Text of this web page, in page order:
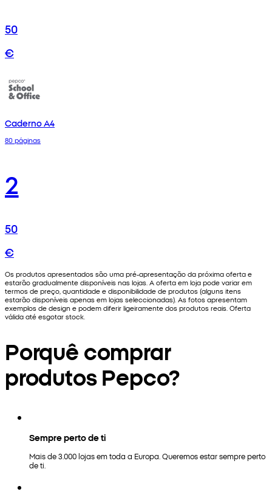
50
€
Caderno A4
80 páginas
2
50
€
Os produtos apresentados são uma pré-apresentação da próxima oferta e
estarão gradualmente disponíveis nas lojas. A oferta em loja pode variar em
termos de preço, quantidade e disponibilidade de produtos (alguns itens
estarão disponíveis apenas em lojas seleccionadas). As fotos apresentam
exemplos de design e podem diferir ligeiramente dos produtos reais. Oferta
válida até esgotar stock.
Porquê comprar
produtos Pepco?
Sempre perto de ti
Mais de 3.000 lojas em toda a Europa. Queremos estar sempre perto
de ti.